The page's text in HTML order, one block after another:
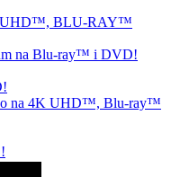
UHD™, BLU-RAY™
na Blu-ray™ i DVD!
na 4K UHD™, Blu-ray™